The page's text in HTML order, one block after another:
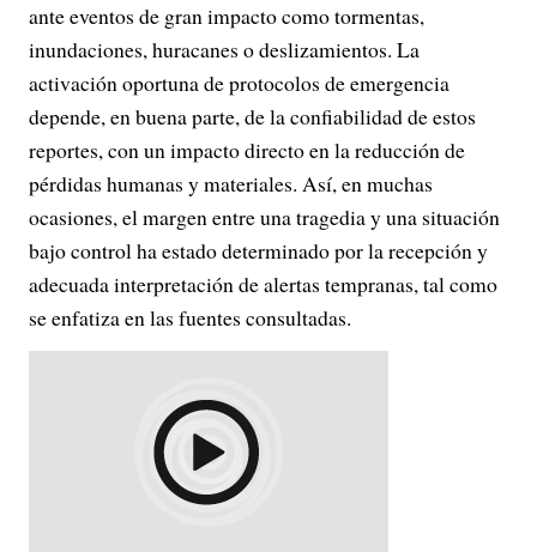
ante eventos de gran impacto como tormentas,
inundaciones, huracanes o deslizamientos. La
activación oportuna de protocolos de emergencia
depende, en buena parte, de la confiabilidad de estos
reportes, con un impacto directo en la reducción de
pérdidas humanas y materiales. Así, en muchas
ocasiones, el margen entre una tragedia y una situación
bajo control ha estado determinado por la recepción y
adecuada interpretación de alertas tempranas, tal como
se enfatiza en las fuentes consultadas.